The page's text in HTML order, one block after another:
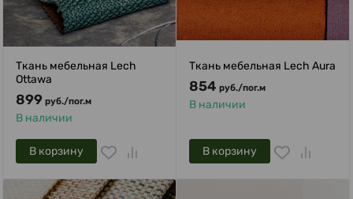
Ткань мебельная Lech
Ottawa
899 руб./пог.м
В наличии
В корзину
Ткань мебельная Lech Aura
854 руб./пог.м
В наличии
В корзину